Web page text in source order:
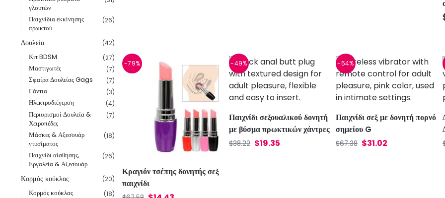
-79%
Κραγιόν τσέπης δονητής σεξ
παιχνίδι
-49%
Παιχνίδι σεξουαλικού δονητή
με βύσμα πρωκτικών χάντρες
$38.22 $19.35
-54%
Παιχνίδι σεξ με δονητή πορνό
σημείου G
$67.38 $31.02
γλουτών
Παιχνίδια εκκίνησης
πρωκτού
(26)
Δουλεία (42)
Κιτ BDSM (27)
Μαστιγωτές (7)
Σφαίρα Δουλείας Gags (7)
Γάντια (3)
Ηλεκτροδιέγερση (4)
Περιορισμοί Δουλεία &
Χειροπέδες
(7)
Μάσκες & Αξεσουάρ
ντυσίματος
(18)
Παιχνίδι αίσθησης,
Εργαλεία & Αξεσουάρ
(26)
Κορμός κούκλας (20)
Κορμός κούκλας
(18)